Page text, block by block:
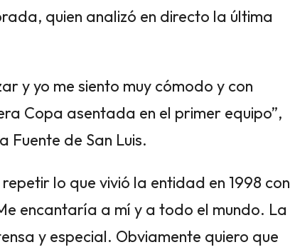
quien analizó en directo la última
y yo me siento muy cómodo y con
Copa asentada en el primer equipo”,
de San Luis.
lo que vivió la entidad en 1998 con
encantaría a mí y a todo el mundo. La
y especial. Obviamente quiero que